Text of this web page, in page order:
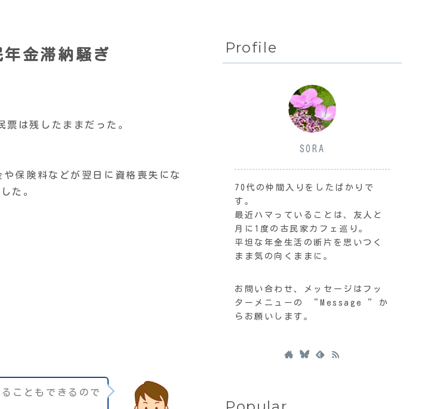
金滞納騒ぎ
は残したままだった。
保険料などが翌日に資格喪失にな
た。
こともできるので
Profile
SORA
70代の仲間入りをしたばかりで
す。
最近ハマっていることは、友人と
月に1度の古民家カフェ巡り。
平坦な年金生活の断片を思いつく
まま気の向くままに。
お問い合わせ、メッセージはフッ
ターメニューの “Message“ か
らお願いします。